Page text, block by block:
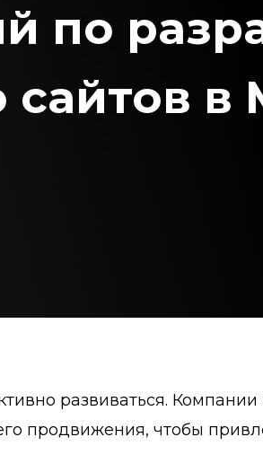
по
в
развиваться.
продвижения, чтобы